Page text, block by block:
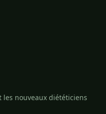
les nouveaux diététiciens